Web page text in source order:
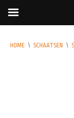
HOME \ SCHAATSEN \